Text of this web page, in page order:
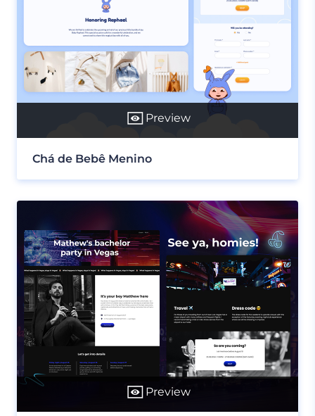
Preview
Chá de Bebê Menino
Preview